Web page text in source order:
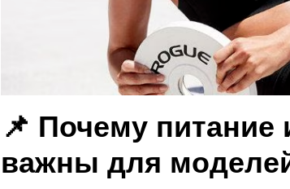
📌 Почему питание
важны для